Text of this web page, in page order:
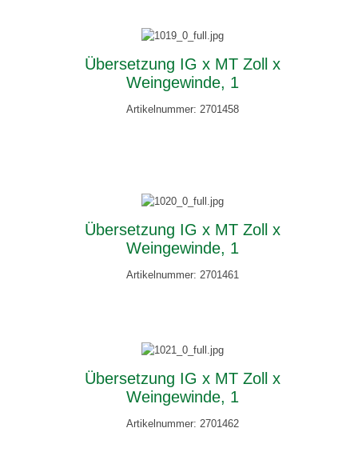
Übersetzung IG x MT Zoll x
Weingewinde, 1
Artikelnummer: 2701458
Übersetzung IG x MT Zoll x
Weingewinde, 1
Artikelnummer: 2701461
Übersetzung IG x MT Zoll x
Weingewinde, 1
Artikelnummer: 2701462